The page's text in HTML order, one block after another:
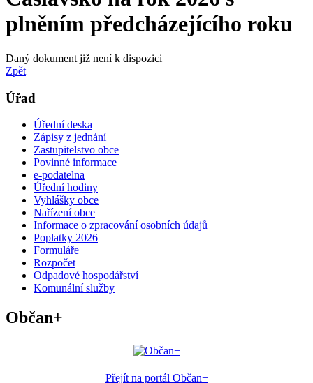
plněním předcházejícího roku
Daný dokument již není k dispozici
Zpět
Úřad
Úřední deska
Zápisy z jednání
Zastupitelstvo obce
Povinné informace
e-podatelna
Úřední hodiny
Vyhlášky obce
Nařízení obce
Informace o zpracování osobních údajů
Poplatky 2026
Formuláře
Rozpočet
Odpadové hospodářství
Komunální služby
Občan+
Přejít na portál Občan+